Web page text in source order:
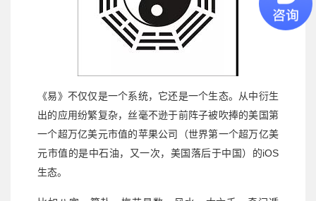
《易》不仅仅是一个系统，它还是一个生态。从中衍生
出的应用纷繁复杂，丝毫不逊于前阵子被吹捧的美国第
一个超万亿美元市值的苹果公司（世界第一个超万亿美
元市值的是中石油，又一次，美国落后于中国）的iOS
生态。